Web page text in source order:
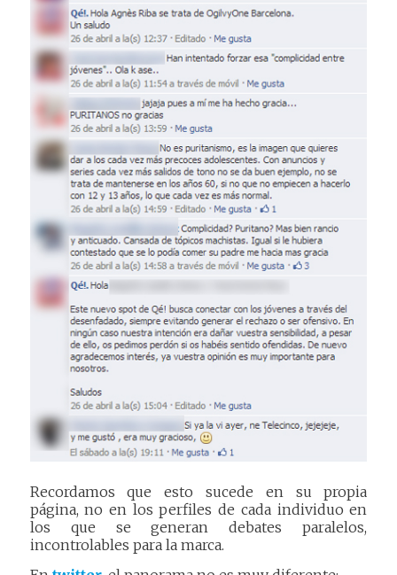
Recordamos que esto sucede en su propia
página, no en los perfiles de cada individuo en
los que se generan debates paralelos,
incontrolables para la marca.